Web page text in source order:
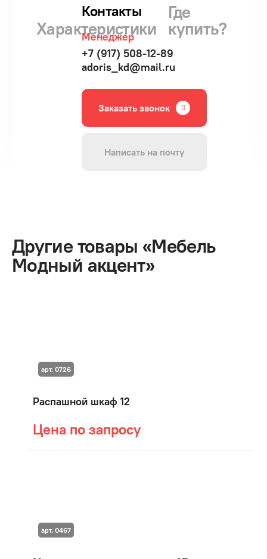
Характеристики
Где
купить?
Контакты
Менеджер
+7 (917) 508-12-89
adoris_kd@mail.ru
Заказать звонок
Написать на почту
Другие товары «Мебель
Модный акцент»
Распашной шкаф 12
Цена по запросу
арт. 0726
арт. 0467